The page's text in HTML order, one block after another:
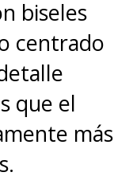
biseles
centrado
que el
más